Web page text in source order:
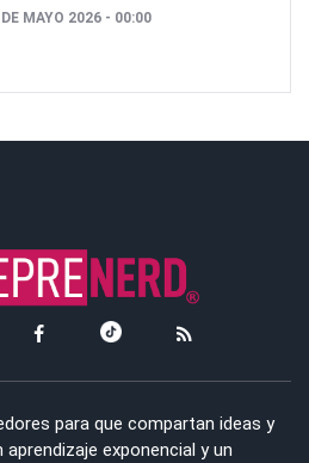
MAYO 2026 - 00:00
para que compartan ideas y
exponencial y un